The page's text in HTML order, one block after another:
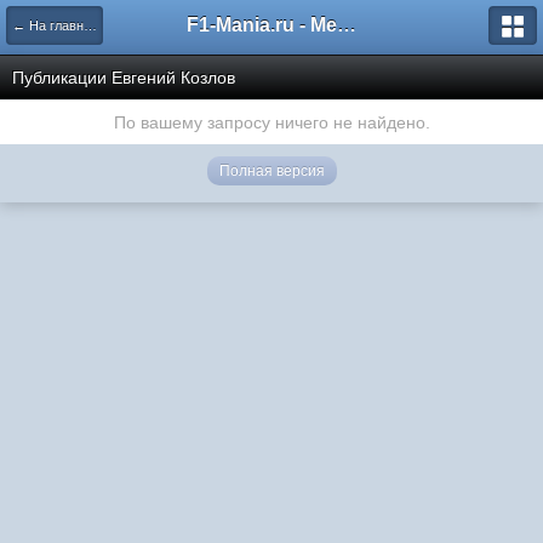
← На главную F1-Mania.ru - Международный чемпионат по симрейсингу
Публикации Евгений Козлов
По вашему запросу ничего не найдено.
Полная версия